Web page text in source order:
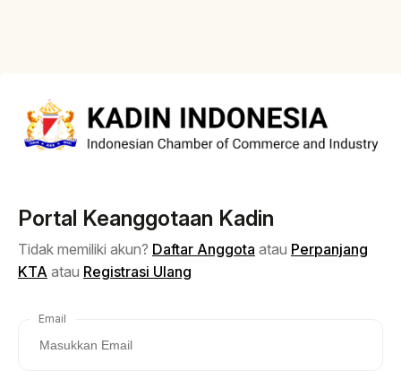
Portal Keanggotaan Kadin
Tidak memiliki akun? Daftar Anggota atau Perpanjang
KTA atau Registrasi Ulang
Email